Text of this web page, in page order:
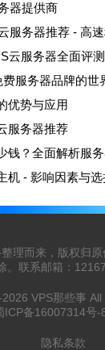
器提供商
服务器推荐 - 高
云服务器全面评
服务器品牌的世
优势与应用
服务器推荐
钱？全面解析服
机 - 影响因素与
理而来，版权归
。联系邮箱：
VPS那些事 All
ICP备16007314号-
隐私条款